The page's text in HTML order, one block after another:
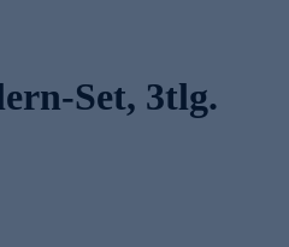
Set, 3tlg.